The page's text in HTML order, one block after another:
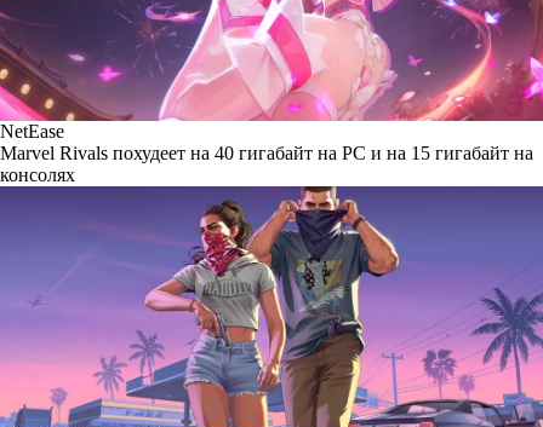
NetEase
Marvel Rivals похудеет на 40 гигабайт на PC и на 15 гигабайт на
консолях